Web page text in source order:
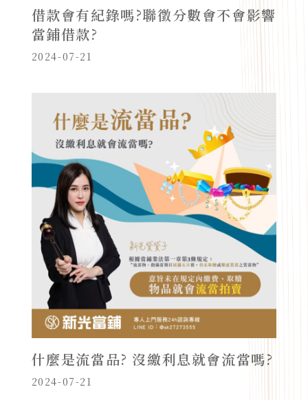
借款會有紀錄嗎?聯徵分數會不會影響
當鋪借款?
2024-07-21
什麼是流當品? 沒繳利息就會流當嗎?
2024-07-21